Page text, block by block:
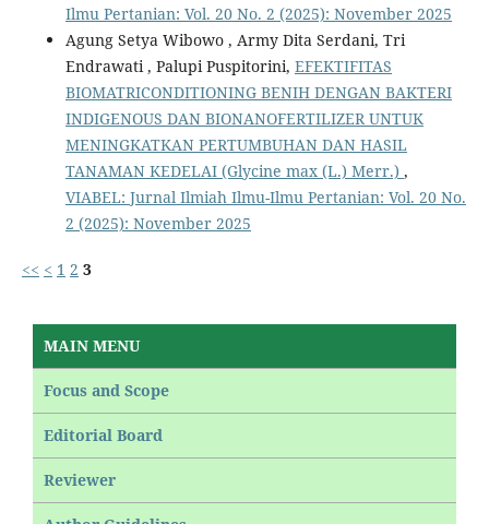
Ilmu Pertanian: Vol. 20 No. 2 (2025): November 2025
Agung Setya Wibowo , Army Dita Serdani, Tri
Endrawati , Palupi Puspitorini, EFEKTIFITAS
BIOMATRICONDITIONING BENIH DENGAN BAKTERI
INDIGENOUS DAN BIONANOFERTILIZER UNTUK
MENINGKATKAN PERTUMBUHAN DAN HASIL
TANAMAN KEDELAI (Glycine max (L.) Merr.) ,
VIABEL: Jurnal Ilmiah Ilmu-Ilmu Pertanian: Vol. 20 No.
2 (2025): November 2025
<< < 1 2 3
MAIN MENU
Focus and Scope
Editorial Board
Reviewer